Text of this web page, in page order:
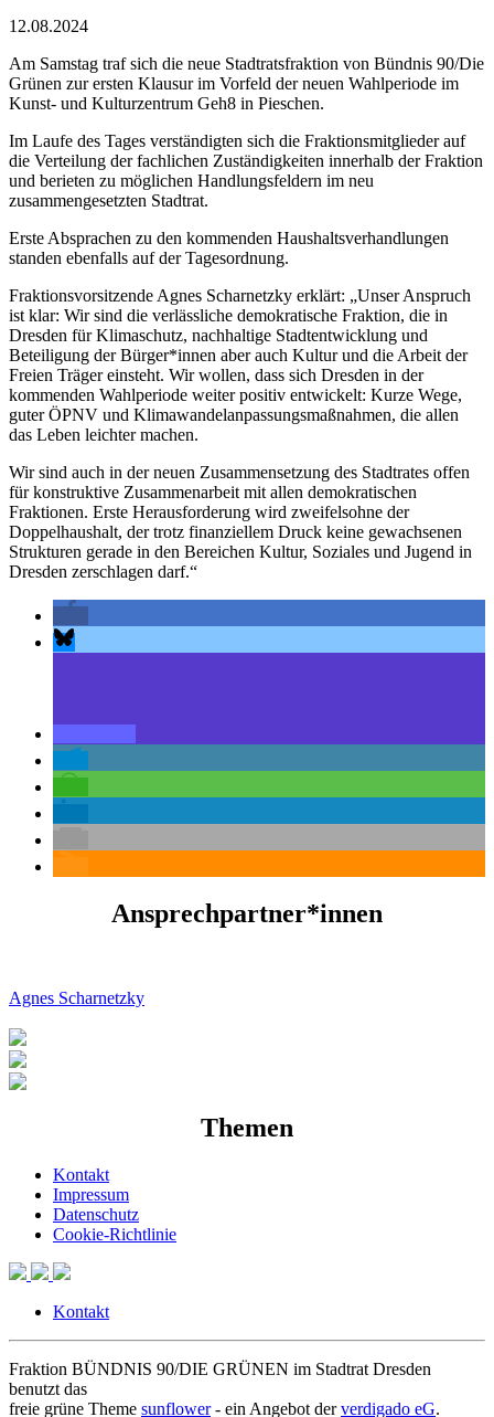
12.08.2024
Am Samstag traf sich die neue Stadtratsfraktion von Bündnis 90/Die
Grünen zur ersten Klausur im Vorfeld der neuen Wahlperiode im
Kunst- und Kulturzentrum Geh8 in Pieschen.
Im Laufe des Tages verständigten sich die Fraktionsmitglieder auf
die Verteilung der fachlichen Zuständigkeiten innerhalb der Fraktion
und berieten zu möglichen Handlungsfeldern im neu
zusammengesetzten Stadtrat.
Erste Absprachen zu den kommenden Haushaltsverhandlungen
standen ebenfalls auf der Tagesordnung.
Fraktionsvorsitzende Agnes Scharnetzky erklärt: „Unser Anspruch
ist klar: Wir sind die verlässliche demokratische Fraktion, die in
Dresden für Klimaschutz, nachhaltige Stadtentwicklung und
Beteiligung der Bürger*innen aber auch Kultur und die Arbeit der
Freien Träger einsteht. Wir wollen, dass sich Dresden in der
kommenden Wahlperiode weiter positiv entwickelt: Kurze Wege,
guter ÖPNV und Klimawandelanpassungsmaßnahmen, die allen
das Leben leichter machen.
Wir sind auch in der neuen Zusammensetzung des Stadtrates offen
für konstruktive Zusammenarbeit mit allen demokratischen
Fraktionen. Erste Herausforderung wird zweifelsohne der
Doppelhaushalt, der trotz finanziellem Druck keine gewachsenen
Strukturen gerade in den Bereichen Kultur, Soziales und Jugend in
Dresden zerschlagen darf.“
Ansprechpartner*innen
Agnes Scharnetzky
Themen
Kontakt
Impressum
Datenschutz
Cookie-Richtlinie
Kontakt
Fraktion BÜNDNIS 90/DIE GRÜNEN im Stadtrat Dresden
benutzt das
freie grüne Theme sunflower‐ ein Angebot derverdigado eG.